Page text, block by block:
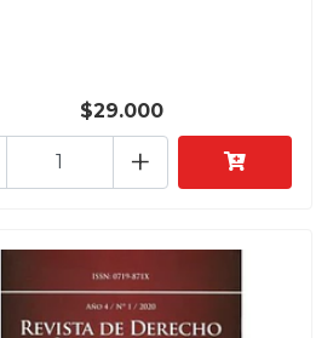
$29.000
+